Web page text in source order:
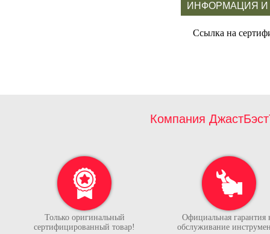
ИНФОРМАЦИЯ И
Ссылка на
Компания
Только оригинальный
сертифицированный товар!
Официальная гарантия
обслуживание